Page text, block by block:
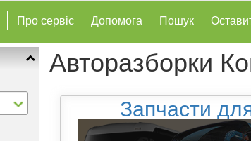
Про сервіс Допомога Пошук
Авторазборки
Запчасти